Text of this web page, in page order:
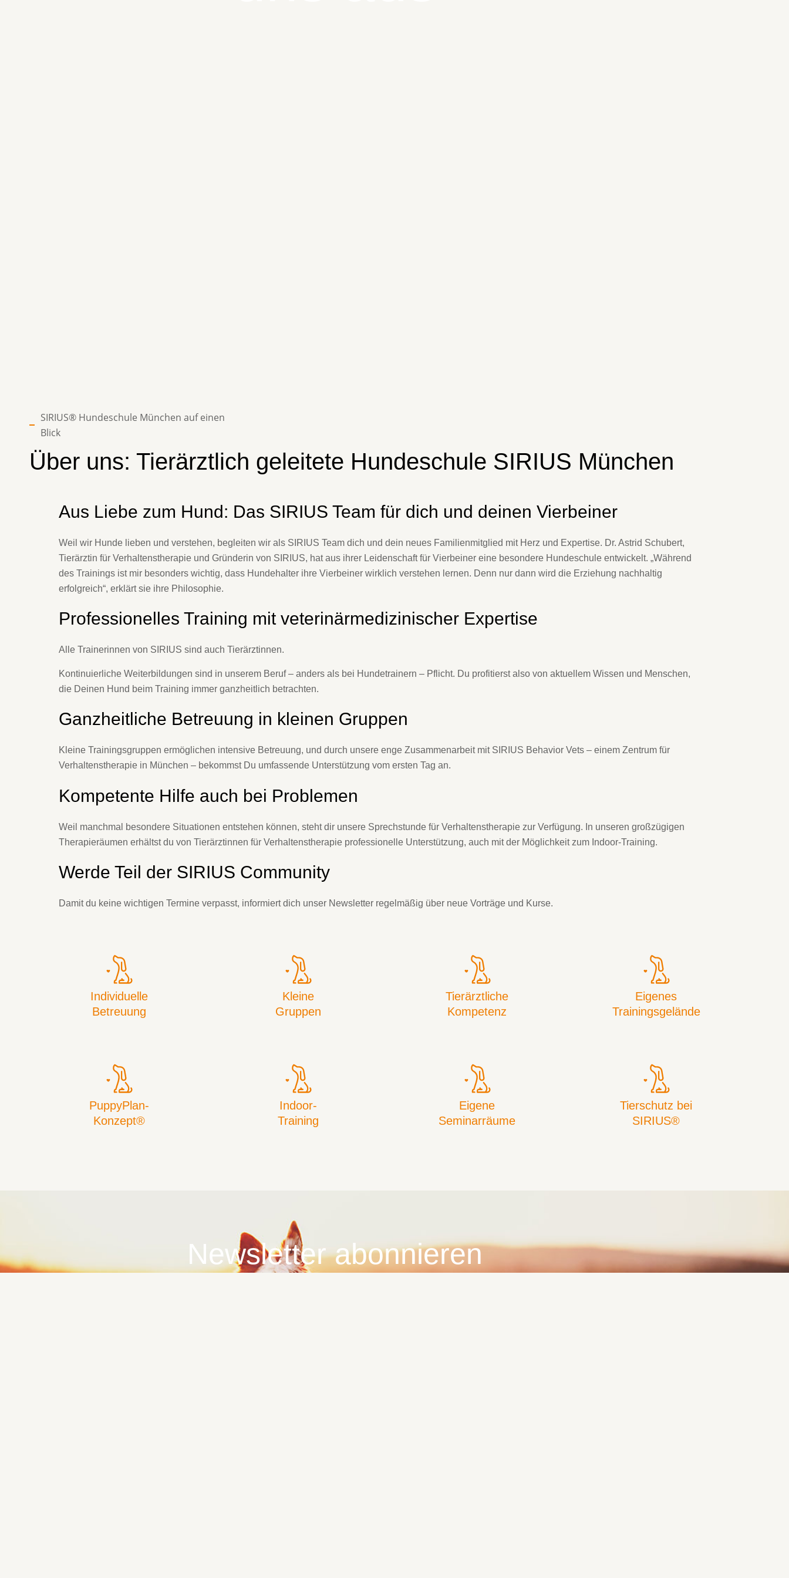
SIRIUS® Hundeschule München auf einen
Blick
Über uns: Tierärztlich geleitete Hundeschule SIRIUS München
Aus Liebe zum Hund: Das SIRIUS Team für dich und deinen Vierbeiner
Weil wir Hunde lieben und verstehen, begleiten wir als SIRIUS Team dich und dein neues Familienmitglied mit Herz und Expertise. Dr. Astrid Schubert,
Tierärztin für Verhaltenstherapie und Gründerin von SIRIUS, hat aus ihrer Leidenschaft für Vierbeiner eine besondere Hundeschule entwickelt. „Während
des Trainings ist mir besonders wichtig, dass Hundehalter ihre Vierbeiner wirklich verstehen lernen. Denn nur dann wird die Erziehung nachhaltig
erfolgreich“, erklärt sie ihre Philosophie.
Professionelles Training mit veterinärmedizi­nischer Expertise
Alle Trainerinnen von SIRIUS sind auch Tierärztinnen.
Kontinuierliche Weiterbildungen sind in unserem Beruf – anders als bei Hundetrainern – Pflicht. Du profitierst also von aktuellem Wissen und Menschen,
die Deinen Hund beim Training immer ganzheitlich betrachten.
Ganzheitliche Betreuung in kleinen Gruppen
Kleine Trainingsgruppen ermöglichen intensive Betreuung, und durch unsere enge Zusammenarbeit mit SIRIUS Behavior Vets – einem Zentrum für
Verhaltenstherapie in München – bekommst Du umfassende Unterstützung vom ersten Tag an.
Kompetente Hilfe auch bei Problemen
Weil manchmal besondere Situationen entstehen können, steht dir unsere Sprechstunde für Verhaltenstherapie zur Verfügung. In unseren großzügigen
Therapieräumen erhältst du von Tierärztinnen für Verhaltenstherapie professionelle Unterstützung, auch mit der Möglichkeit zum Indoor-Training.
Werde Teil der SIRIUS Community
Damit du keine wichtigen Termine verpasst, informiert dich unser Newsletter regelmäßig über neue Vorträge und Kurse.
Individuelle
Betreuung
Kleine
Gruppen
Tierärztliche
Kompetenz
Eigenes
Trainingsgelände
PuppyPlan-
Konzept®
Indoor-
Training
Eigene
Seminarräume
Tierschutz bei
SIRIUS®
Newsletter abonnieren